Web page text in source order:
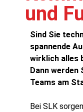
und
Sind Sie
spannende
wirklich alles
Dann
Teams am
Bei SLK